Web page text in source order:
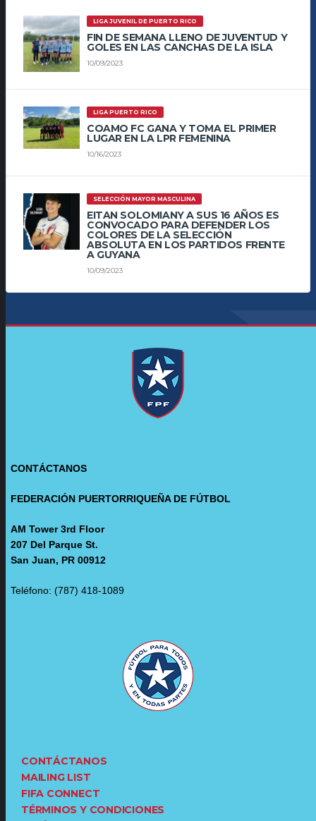
LIGA JUVENIL DE PUERTO RICO
FIN DE SEMANA LLENO DE JUVENTUD Y
GOLES EN LAS CANCHAS DE LA ISLA
10/09/2023
LIGA PUERTO RICO
COAMO FC GANA Y TOMA EL PRIMER
LUGAR EN LA LPR FEMENINA
10/16/2023
SELECCIÓN MAYOR MASCULINA
EITAN SOLOMIANY A SUS 16 AÑOS ES
CONVOCADO PARA DEFENDER LOS
COLORES DE LA SELECCIÓN
ABSOLUTA EN LOS PARTIDOS FRENTE
A GUYANA
10/09/2023
CONTÁCTANOS
FEDERACIÓN PUERTORRIQUEÑA DE FÚTBOL
AM Tower 3rd Floor
207 Del Parque St.
San Juan, PR 00912
Teléfono: (787) 418-1089
CONTÁCTANOS
MAILING LIST
FIFA CONNECT
TÉRMINOS Y CONDICIONES